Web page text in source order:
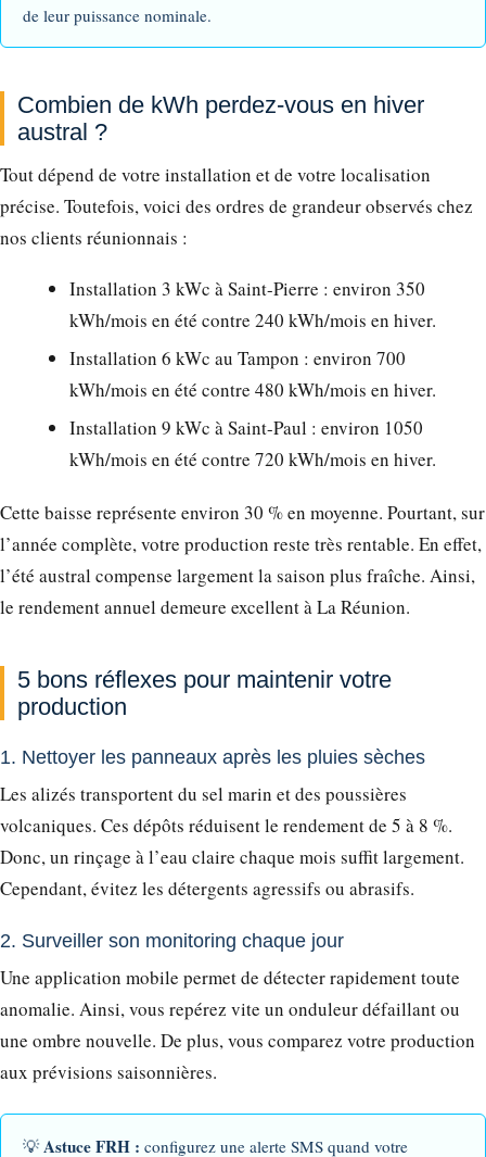
de leur puissance nominale.
Combien de kWh perdez-vous en hiver
austral ?
Tout dépend de votre installation et de votre localisation
précise. Toutefois, voici des ordres de grandeur observés chez
nos clients réunionnais :
Installation 3 kWc à Saint-Pierre : environ 350
kWh/mois en été contre 240 kWh/mois en hiver.
Installation 6 kWc au Tampon : environ 700
kWh/mois en été contre 480 kWh/mois en hiver.
Installation 9 kWc à Saint-Paul : environ 1050
kWh/mois en été contre 720 kWh/mois en hiver.
Cette baisse représente environ 30 % en moyenne. Pourtant, sur
l’année complète, votre production reste très rentable. En effet,
l’été austral compense largement la saison plus fraîche. Ainsi,
le rendement annuel demeure excellent à La Réunion.
5 bons réflexes pour maintenir votre
production
1. Nettoyer les panneaux après les pluies sèches
Les alizés transportent du sel marin et des poussières
volcaniques. Ces dépôts réduisent le rendement de 5 à 8 %.
Donc, un rinçage à l’eau claire chaque mois suffit largement.
Cependant, évitez les détergents agressifs ou abrasifs.
2. Surveiller son monitoring chaque jour
Une application mobile permet de détecter rapidement toute
anomalie. Ainsi, vous repérez vite un onduleur défaillant ou
une ombre nouvelle. De plus, vous comparez votre production
aux prévisions saisonnières.
💡 Astuce FRH : configurez une alerte SMS quand votre